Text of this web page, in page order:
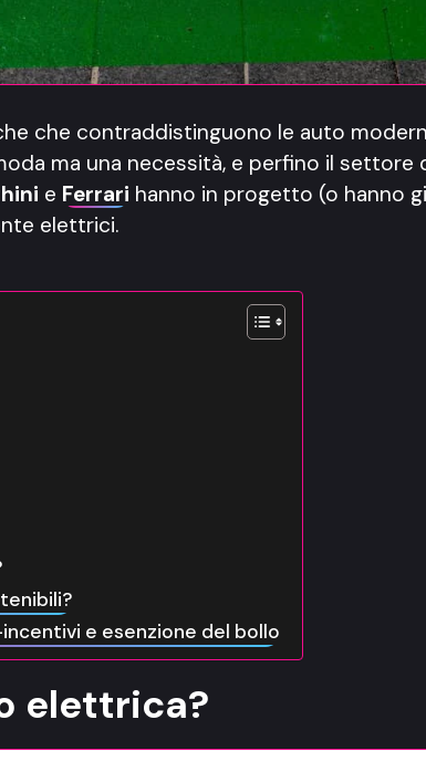
che contraddistinguono le auto
ma una necessità, e perfino il settore
e Ferrari hanno in progetto (o hanno
elettrici.
e esenzione del bollo
elettrica?